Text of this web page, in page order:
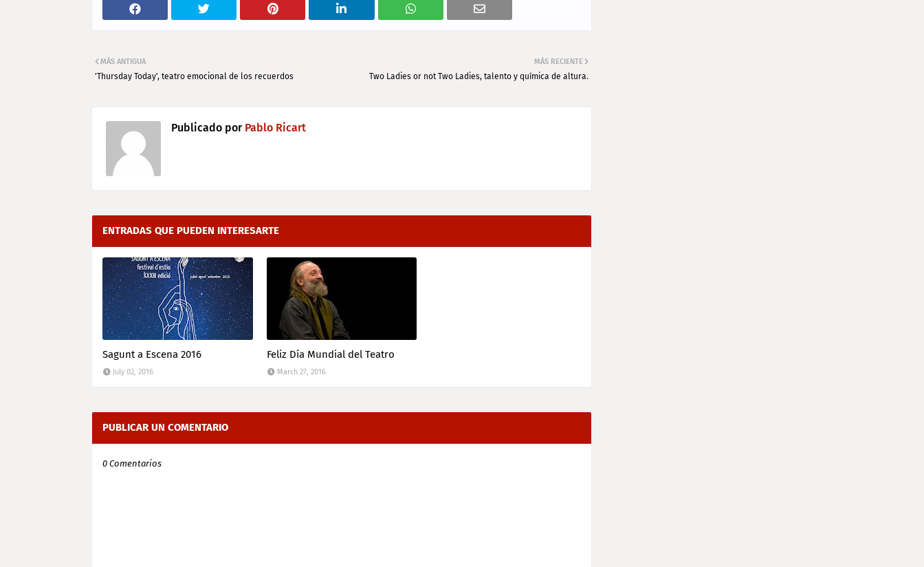
MÁS RECIENTE
Two Ladies or not Two Ladies, talento y química de altura.
MÁS ANTIGUA
'Thursday Today', teatro emocional de los recuerdos
Publicado porPablo Ricart
ENTRADAS QUE PUEDEN INTERESARTE
Sagunt a Escena 2016
July 02, 2016
Feliz Día Mundial del Teatro
March 27, 2016
PUBLICAR UN COMENTARIO
0 Comentarios